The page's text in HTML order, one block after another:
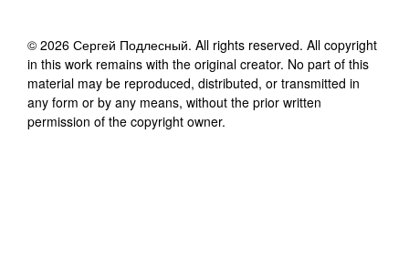
© 2026 Сергей Подлесный. All rights reserved. All copyright
in this work remains with the original creator. No part of this
material may be reproduced, distributed, or transmitted in
any form or by any means, without the prior written
permission of the copyright owner.